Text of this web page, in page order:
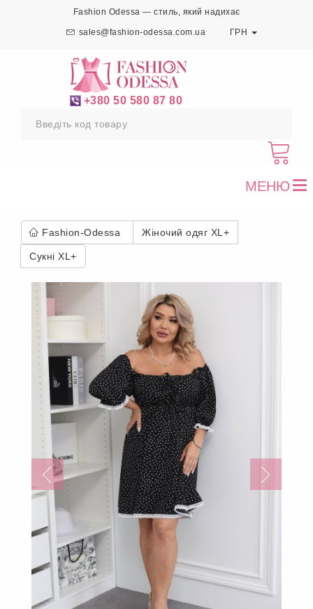
Fashion Odessa — стиль, який надихає
sales@fashion-odessa.com.ua ГРН
+380 50 580 87 80
МЕНЮ
Fashion-Odessa Жіночий одяг XL+
Сукні XL+